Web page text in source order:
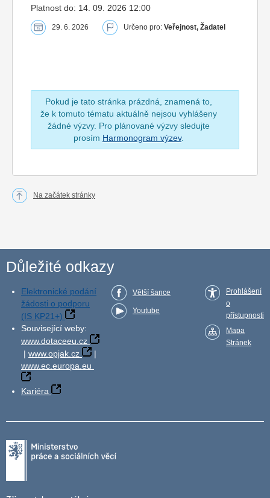
Platnost do: 14. 09. 2026 12:00
29. 6. 2026 Určeno pro: Veřejnost, Žadatel
Pokud je tato stránka prázdná, znamená to,
že k tomuto tématu aktuálně nejsou vyhlášeny
žádné výzvy. Pro plánované výzvy sledujte
prosím Harmonogram výzev.
Na začátek stránky
Důležité odkazy
Elektronické podání
žádosti o podporu
(IS KP21+)
Související weby:
www.dotaceeu.cz
| www.opjak.cz
|
www.ec.europa.eu
Kariéra
Větší šance
Youtube
Prohlášení
o
přístupnosti
Mapa
Stránek